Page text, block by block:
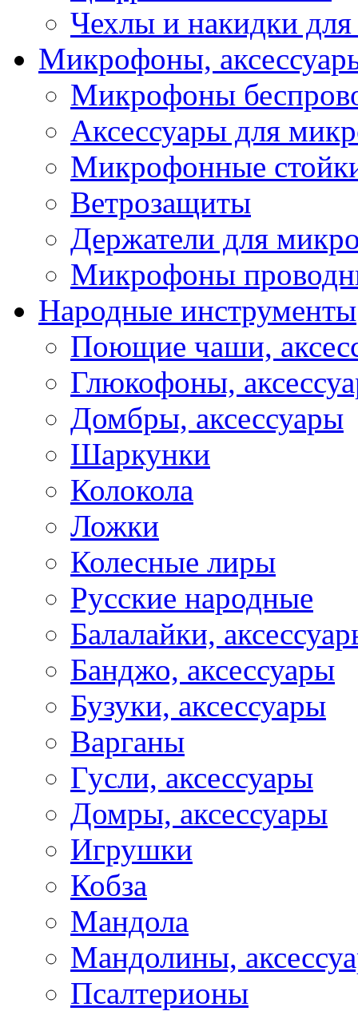
Чехлы и накидки
Микрофоны,
Микрофоны
Аксессуары для
Микрофонные
Ветрозащиты
Держатели для
Микрофоны
Народные инструменты
Поющие чаши,
Глюкофоны,
Домбры, аксессуары
Шаркунки
Колокола
Ложки
Колесные лиры
Русские народные
Балалайки,
Банджо, аксессуары
Бузуки, аксессуары
Варганы
Гусли, аксессуары
Домры, аксессуары
Игрушки
Кобза
Мандола
Мандолины,
Псалтерионы